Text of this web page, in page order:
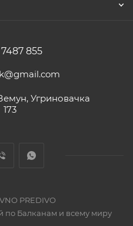
7487 855
Угриновачка
173
PREDIVO
по Балканам и всему миру